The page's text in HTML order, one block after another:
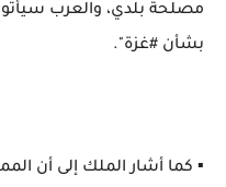
مصلحة بلدي، والعرب
بشأن ⁧‫#غزة‬⁩".
‏▪️ كما أشار الملك إلى أن